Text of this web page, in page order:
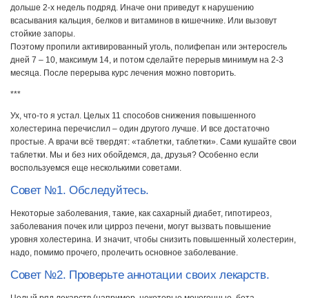
дольше 2-х недель подряд. Иначе они приведут к нарушению
всасывания кальция, белков и витаминов в кишечнике. Или вызовут
стойкие запоры.
Поэтому пропили активированный уголь, полифепан или энтеросгель
дней 7 – 10, максимум 14, и потом сделайте перерыв минимум на 2-3
месяца. После перерыва курс лечения можно повторить.
***
Ух, что-то я устал. Целых 11 способов снижения повышенного
холестерина перечислил – один другого лучше. И все достаточно
простые. А врачи всё твердят: «таблетки, таблетки». Сами кушайте свои
таблетки. Мы и без них обойдемся, да, друзья? Особенно если
воспользуемся еще несколькими советами.
Совет №1. Обследуйтесь.
Некоторые заболевания, такие, как сахарный диабет, гипотиреоз,
заболевания почек или цирроз печени, могут вызвать повышение
уровня холестерина. И значит, чтобы снизить повышенный холестерин,
надо, помимо прочего, пролечить основное заболевание.
Совет №2. Проверьте аннотации своих лекарств.